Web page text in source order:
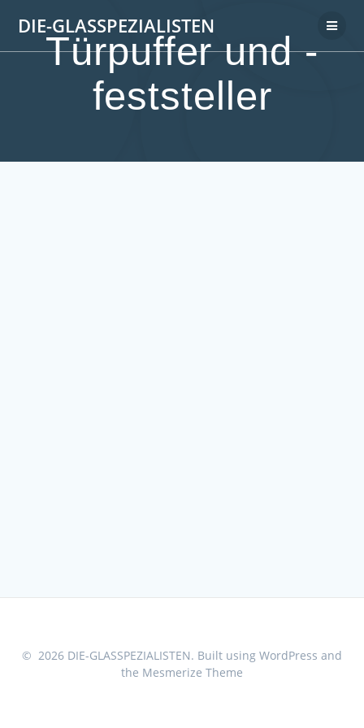
DIE-GLASSPEZIALISTEN
Türpuffer und -
feststeller
© 2026 DIE-GLASSPEZIALISTEN. Built using WordPress and
the Mesmerize Theme